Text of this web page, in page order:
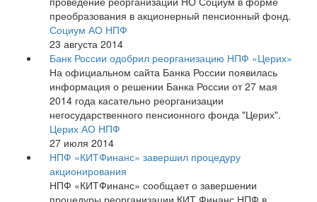
преобразования в акционерный пенсионный фонд.
Социум АО НПФ
23 августа 2014
Банк России одобрил реорганизацию НПФ «Церих»
На официальном сайта Банка России появилась
информация о решении Банка России от 27 мая
2014 года касательно реорганизации
негосударственного пенсионного фонда "Церих".
Церих АО НПФ
27 июля 2014
НПФ «КИТФинанс» завершил процедуру
акционирования
НПФ «КИТФинанс» сообщает о завершении
процедуры реорганизации КИТ Финанс НПФ в